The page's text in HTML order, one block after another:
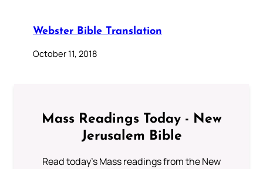
Webster Bible Translation
October 11, 2018
Mass Readings Today - New
Jerusalem Bible
Read today's Mass readings from the New